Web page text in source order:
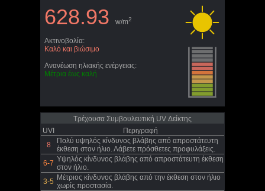
628.93 w/m2
Ακτινοβολία:
Καλό και βιώσιμο
Ανανέωση ηλιακής ενέργειας:
Μέτρια έως καλή
Τρέχουσα Συμβουλευτική UV Δείκτης
UVI
Περιγραφή
8
Πολύ υψηλός κίνδυνος βλάβης από απροστάτευτη
έκθεση στον ήλιο. Λάβετε πρόσθετες προφυλάξεις.
6-7 Υψηλός κίνδυνος βλάβης από απροστάτευτη έκθεση
στον ήλιο.
3-5 Μέτριος κίνδυνος βλάβης από την έκθεση στον ήλιο
χωρίς προστασία.